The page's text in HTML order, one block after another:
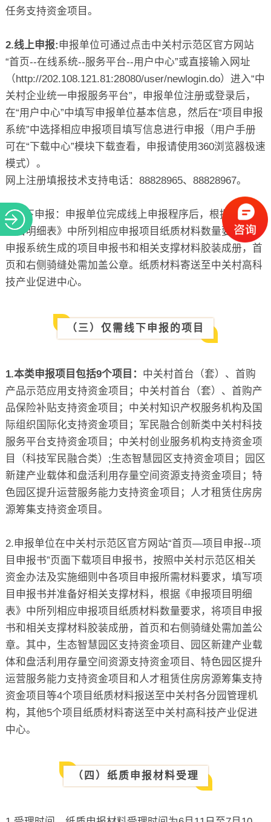
任务支持资金项目。
2.线上申报:申报单位可通过点击中关村示范区官方网站
“首页--在线系统--服务平台--用户中心”或直接输入网址
（http://202.108.121.81:28080/user/newlogin.do）进入“中
关村企业统一申报服务平台”，申报单位注册或登录后，
在“用户中心”中填写申报单位基本信息，然后在“项目申报
系统”中选择相应申报项目填写信息进行申报（用户手册
可在“下载中心”模块下载查看，申报请使用360浏览器极速
模式）。
网上注册填报技术支持电话：88828965、88828967。
3.线下申报：申报单位完成线上申报程序后，根据《申报
项目明细表》中所列相应申报项目纸质材料数量要求，将
申报系统生成的项目申报书和相关支撑材料胶装成册，首
页和右侧骑缝处需加盖公章。纸质材料寄送至中关村高科
技产业促进中心。
（三）仅需线下申报的项目
1.本类申报项目包括9个项目： 中关村首台（套）、首购
产品示范应用支持资金项目；中关村首台（套）、首购产
品保险补贴支持资金项目；中关村知识产权服务机构及国
际组织国际化支持资金项目；军民融合创新类中关村科技
服务平台支持资金项目；中关村创业服务机构支持资金项
目（科技军民融合类）;生态智慧园区支持资金项目；园区
新建产业载体和盘活利用存量空间资源支持资金项目；特
色园区提升运营服务能力支持资金项目；人才租赁住房房
源筹集支持资金项目。
2.申报单位在中关村示范区官方网站“首页—项目申报--项
目申报书”页面下载项目申报书，按照中关村示范区相关
资金办法及实施细则中各项目申报所需材料要求，填写项
目申报书并准备好相关支撑材料，根据《申报项目明细
表》中所列相应申报项目纸质材料数量要求，将项目申报
书和相关支撑材料胶装成册，首页和右侧骑缝处需加盖公
章。其中，生态智慧园区支持资金项目、园区新建产业载
体和盘活利用存量空间资源支持资金项目、特色园区提升
运营服务能力支持资金项目和人才租赁住房房源筹集支持
资金项目等4个项目纸质材料报送至中关村各分园管理机
构，其他5个项目纸质材料寄送至中关村高科技产业促进
中心。
（四）纸质申报材料受理